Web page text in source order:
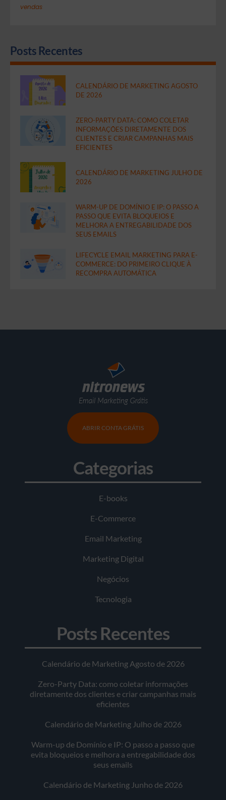
vendas
Posts Recentes
CALENDÁRIO DE MARKETING AGOSTO
DE 2026
ZERO-PARTY DATA: COMO COLETAR
INFORMAÇÕES DIRETAMENTE DOS
CLIENTES E CRIAR CAMPANHAS MAIS
EFICIENTES
CALENDÁRIO DE MARKETING JULHO DE
2026
WARM-UP DE DOMÍNIO E IP: O PASSO A
PASSO QUE EVITA BLOQUEIOS E
MELHORA A ENTREGABILIDADE DOS
SEUS EMAILS
LIFECYCLE EMAIL MARKETING PARA E-
COMMERCE: DO PRIMEIRO CLIQUE À
RECOMPRA AUTOMÁTICA
Categorias
E-books
E-Commerce
Email Marketing
Marketing Digital
Negócios
Tecnologia
Posts Recentes
Calendário de Marketing Agosto de 2026
Zero-Party Data: como coletar informações
diretamente dos clientes e criar campanhas mais
eficientes
Calendário de Marketing Julho de 2026
Warm-up de Domínio e IP: O passo a passo que
evita bloqueios e melhora a entregabilidade dos
seus emails
Calendário de Marketing Junho de 2026
ABRIR CONTA GRÁTIS